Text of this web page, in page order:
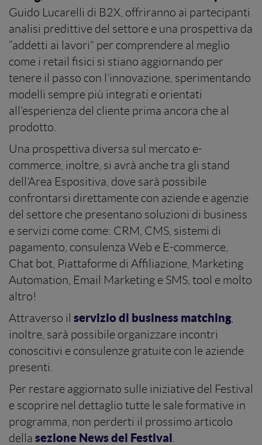
Guido Lucarelli di B2X, offriranno ai partecipanti
analisi predittive del settore e una prospettiva da
“addetti ai lavori” per comprendere al meglio
come i retail fisici si stiano aggiornando per
tenere il passo con l’innovazione, sperimentando
modelli sempre più integrati e orientati
all’esperienza del cliente prima ancora che al
prodotto.
Una prospettiva diversa sul mercato e-
commerce, inoltre, si avrà anche tra gli stand
dell’Area Espositiva, dove sarà possibile
confrontarsi direttamente con aziende e agenzie
del settore che presentano soluzioni di business
e servizi come come: CRM, CMS, sistemi di
pagamento, consulenza Web e E-commerce,
Chat bot, Piattaforme di Affiliazione, Marketing
Automation, Email Marketing e SMS, tool e molto
altro!
Attraverso il servizio di business matching,
inoltre, sarà possibile organizzare incontri
conoscitivi e consulenze gratuite con le aziende
presenti.
Per restare aggiornato sulle iniziative del Festival
e scoprire nel dettaglio tutte le sale formative in
programma, non perderti il prossimo articolo
della sezione News del Festival